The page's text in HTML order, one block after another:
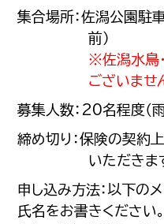
集合場所：佐潟公園駐
前）
※佐潟水鳥
ございませ
募集人数：20名程度（
締め切り：保険の契約
いただきま
申し込み方法：以下の
氏名をお書きください。